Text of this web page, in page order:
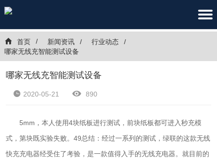
首页 新闻资讯
行业动态
哪家无线充智能测试设备
哪家无线充智能测试设备
2020-05-21 890
5mm，本人使用4块纸板进行测试，前块纸板都可进入秒充模
式，第块既实验失败。49总结：经过一系列的测试，绿联的这款无线
快充充电器经受住了考验，是一款值得入手的无线充电器。就目前的